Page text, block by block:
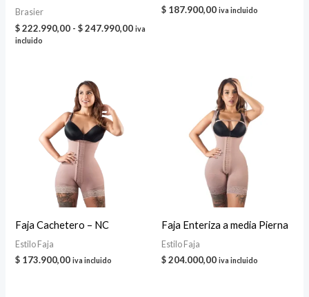
Brasier
$222.990,00 - $247.990,00Rango
iva
incluido
$ 187.900,00 iva incluido
Faja Cachetero – NC
Estilo Faja
$ 173.900,00 iva incluido
Faja Enteriza a media Pierna
Estilo Faja
$204.000,00 iva incluido